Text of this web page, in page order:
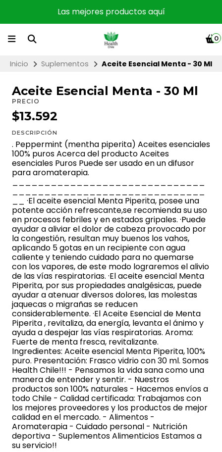
Las mejores productos aquí
0
Inicio Suplementos Aceite Esencial Menta - 30 Ml
Aceite Esencial Menta - 30 Ml
PRECIO
$13.592
DESCRIPCIÓN
. Peppermint (mentha piperita) Aceites esenciales
100% puros Acerca del producto Aceites
esenciales Puros Puede ser usado en un difusor
para aromaterapia.
__ ·El aceite esencial Menta Piperita, posee una
potente acción refrescante,se recomienda su uso
en procesos febriles y en estados gripales. ·Puede
ayudar a aliviar el dolor de cabeza provocado por
la congestión, resultan muy buenos los vahos,
aplicando 5 gotas en un recipiente con agua
caliente y teniendo cuidado para no quemarse
con los vapores, de este modo lograremos el alivio
de las vías respiratorias. ·El aceite esencial Menta
Piperita, por sus propiedades analgésicas, puede
ayudar a atenuar diversos dolores, las molestas
jaquecas o migrañas se reducen
considerablemente. ·El Aceite Esencial de Menta
Piperita , revitaliza, da energía, levanta el ánimo y
ayuda a despejar las vías respiratorias. Aroma:
Fuerte de menta fresca, revitalizante.
Ingredientes: Aceite esencial Menta Piperita, 100%
puro. Presentación: Frasco vidrio con 30 ml. Somos
Health Chile!!! - Pensamos la vida sana como una
manera de entender y sentir. - Nuestros
productos son 100% naturales - Hacemos envíos a
todo Chile - Calidad certificada: Trabajamos con
los mejores proveedores y los productos de mejor
calidad en el mercado. - Alimentos -
Aromaterapia - Cuidado personal - Nutrición
deportiva - Suplementos Alimenticios Estamos a
su servicio!!